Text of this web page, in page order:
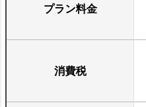
お骨壺セ
骨壺と骨
プラン料金
消費税